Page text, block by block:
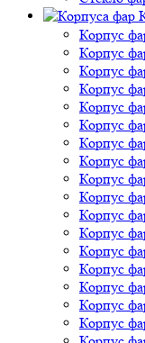
Корпус
Корпус
Корпус
Корпус
Корпус
Корпус
Корпус
Корпус
Корпус
Корпус
Корпус
Корпус
Корпус
Корпус
Корпус
Корпус
Корпус
Корпус
Корпус